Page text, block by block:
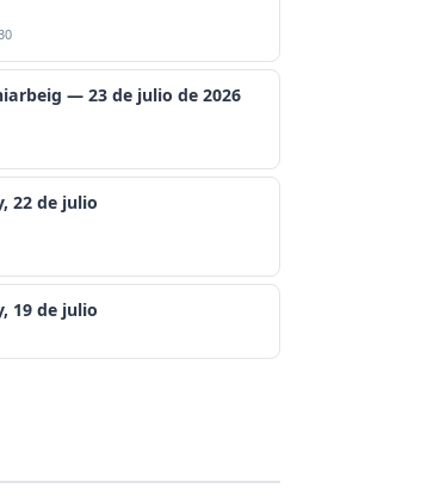
— 23 de julio de 2026
22 de julio
19 de julio